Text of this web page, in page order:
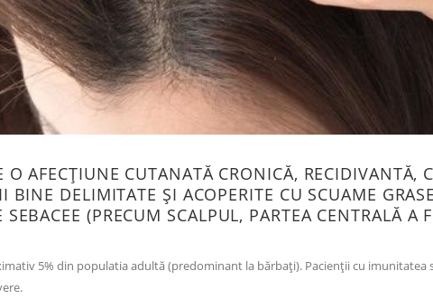
O AFECȚIUNE CUTANATĂ CRONICĂ, RECIDIVANTĂ,
BINE DELIMITATE ȘI ACOPERITE CU SCUAME
(PRECUM SCALPUL, PARTEA CENTRALĂ A
5% din populatia adultă (predominant la bărbați). Pacienții cu imunitatea